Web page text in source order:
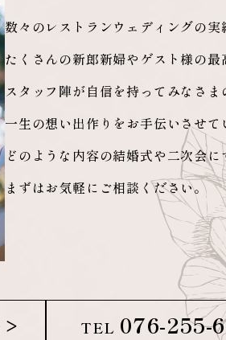
数々のレストランウェディングの
たくさんの新郎新婦やゲスト様の
スタッフ陣が自信を持ってみなさ
一生の想い出作りをお手伝いさせ
どのような内容の結婚式や二次会
まずはお気軽にご相談ください。
TEL 076-255-